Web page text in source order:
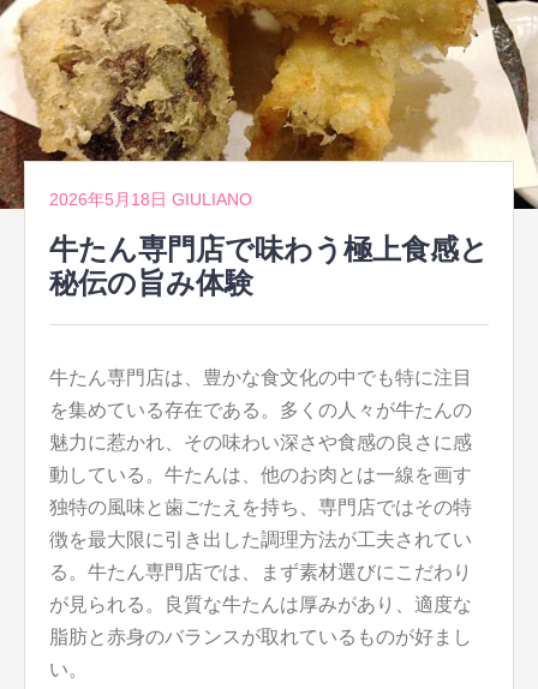
ッ
プ
2026年5月18日 GIULIANO
牛たん専門店で味わう極上食感と
秘伝の旨み体験
牛たん専門店は、豊かな食文化の中でも特に注目
を集めている存在である。 多くの人々が牛たんの
魅力に惹かれ、その味わい深さや食感の良さに感
動している。牛たんは、他のお肉とは一線を画す
独特の風味と歯ごたえを持ち、専門店ではその特
徴を最大限に引き出した調理方法が工夫されてい
る。牛たん専門店では、まず素材選びにこだわり
が見られる。良質な牛たんは厚みがあり、適度な
脂肪と赤身のバランスが取れているものが好まし
い。